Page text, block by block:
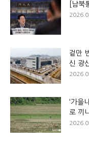
[남북
겉만
신 광
‘가을
로 끼